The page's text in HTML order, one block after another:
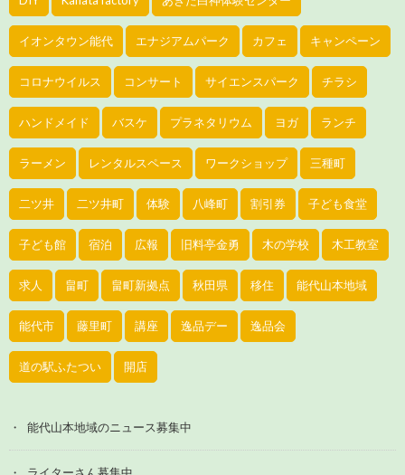
イオンタウン能代 エナジアムパーク カフェ キャンペーン
コロナウイルス コンサート サイエンスパーク チラシ
ハンドメイド バスケ プラネタリウム ヨガ ランチ
ラーメン レンタルスペース ワークショップ 三種町
二ツ井 二ツ井町 体験 八峰町 割引券 子ども食堂
子ども館 宿泊 広報 旧料亭金勇 木の学校 木工教室
求人 畠町 畠町新拠点 秋田県 移住 能代山本地域
能代市 藤里町 講座 逸品デー 逸品会
道の駅ふたつい 開店
能代山本地域のニュース募集中